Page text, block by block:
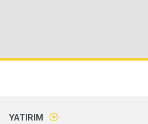
YATIRIM